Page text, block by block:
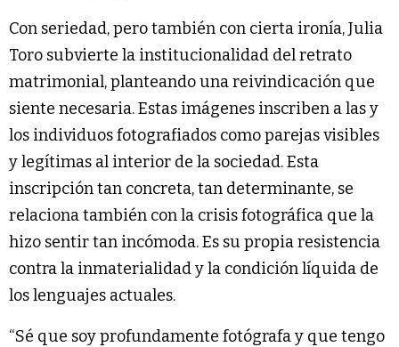
Con seriedad, pero también con cierta ironía, Julia
Toro subvierte la institucionalidad del retrato
matrimonial, planteando una reivindicación que
siente necesaria. Estas imágenes inscriben a las y
los individuos fotografiados como parejas visibles
y legítimas al interior de la sociedad. Esta
inscripción tan concreta, tan determinante, se
relaciona también con la crisis fotográfica que la
hizo sentir tan incómoda. Es su propia resistencia
contra la inmaterialidad y la condición líquida de
los lenguajes actuales.
“Sé que soy profundamente fotógrafa y que tengo